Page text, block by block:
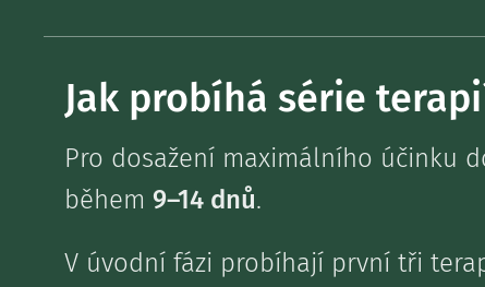
Jak probíhá série
Pro dosažení maximálního účinku
během 9–14 dnů.
V úvodní fázi probíhají první tři